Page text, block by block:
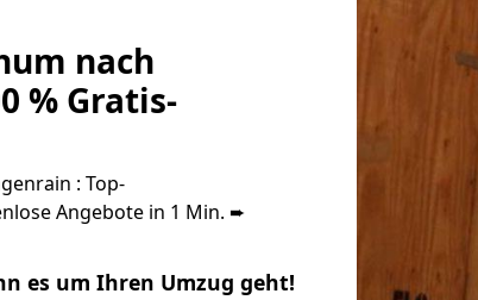
nach
% Gratis-
: Top-
Angebote in 1 Min. ➨
es um Ihren Umzug geht!